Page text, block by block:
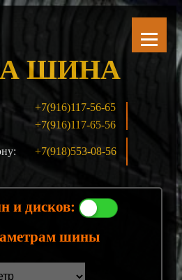
+7(916)117-56-65
+7(916)117-65-56
+7(918)553-08-56
ШИНА
и дисков:
шины